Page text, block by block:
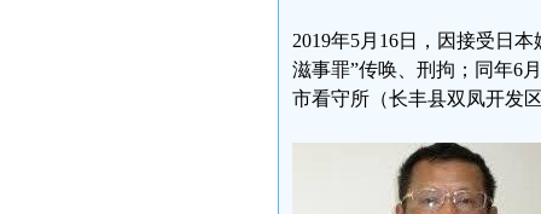
2019年5月16日，因接受日
滋事罪”传唤、刑拘；同年6
市看守所（长丰县双凤开发